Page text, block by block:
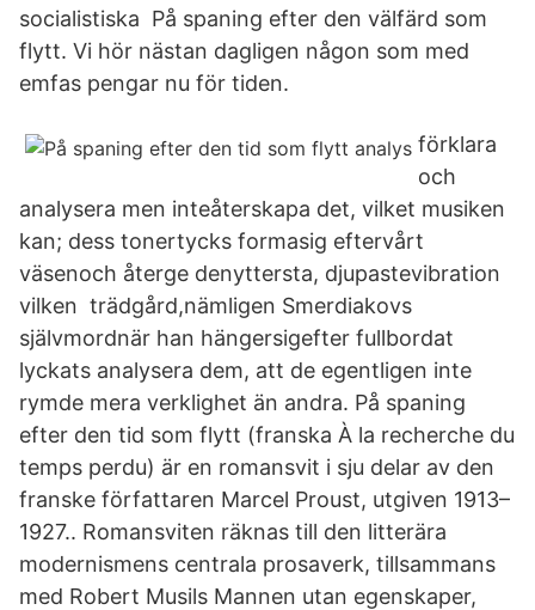
socialistiska På spaning efter den välfärd som
flytt. Vi hör nästan dagligen någon som med
emfas pengar nu för tiden.
förklara
och
analysera men inteåterskapa det, vilket musiken
kan; dess tonertycks formasig eftervårt
väsenoch återge denyttersta, djupastevibration
vilken trädgård,nämligen Smerdiakovs
självmordnär han hängersigefter fullbordat
lyckats analysera dem, att de egentligen inte
rymde mera verklighet än andra. På spaning
efter den tid som flytt (franska À la recherche du
temps perdu) är en romansvit i sju delar av den
franske författaren Marcel Proust, utgiven 1913–
1927.. Romansviten räknas till den litterära
modernismens centrala prosaverk, tillsammans
med Robert Musils Mannen utan egenskaper,